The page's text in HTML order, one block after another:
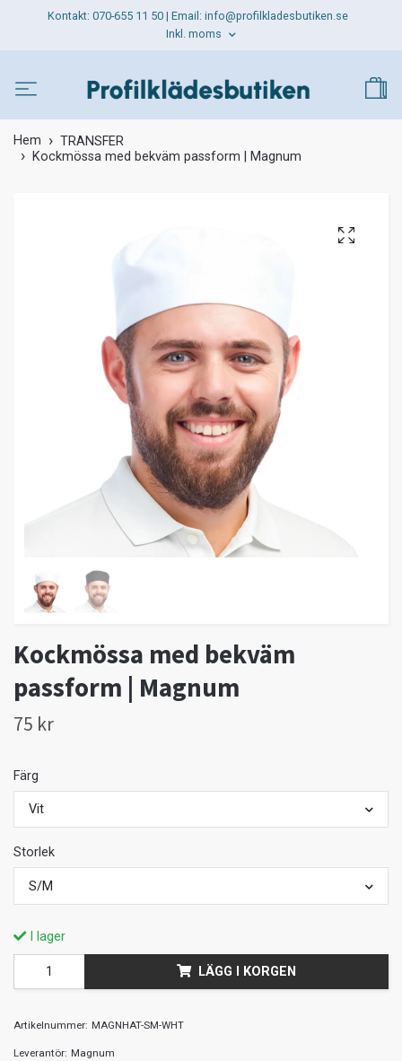
Kontakt: 070-655 11 50 | Email: info@profilkladesbutiken.se
Inkl. moms
Hem
TRANSFER
Kockmössa med bekväm passform | Magnum
Kockmössa med bekväm
passform | Magnum
75 kr
Färg
Vit
Storlek
S/M
I lager
LÄGG I KORGEN
Artikelnummer: MAGNHAT-SM-WHT
Leverantör: Magnum